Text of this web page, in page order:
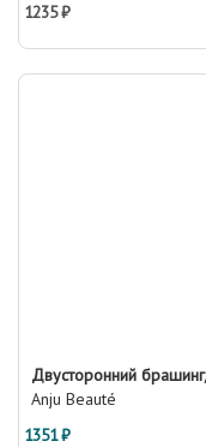
1235 ₽
Двусторонний
Anju Beauté
1351 ₽